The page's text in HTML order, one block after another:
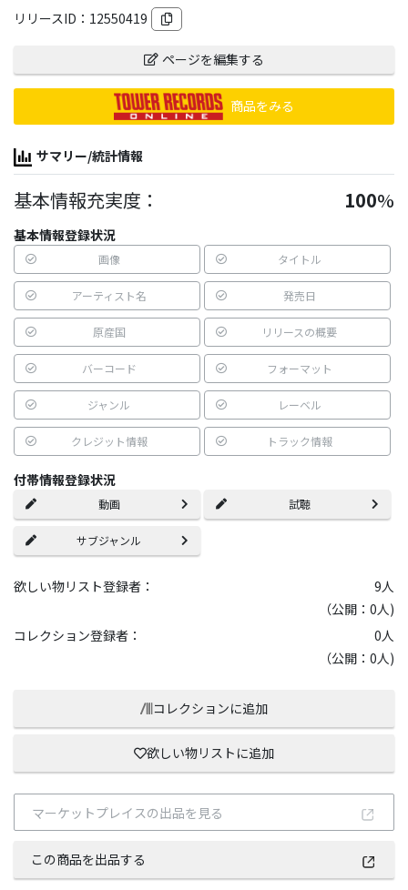
リリースID： 12550419
ページを編集する
商品をみる
サマリー/統計情報
基本情報充実度： 100%
基本情報登録状況
画像 タイトル
アーティスト名 発売日
原産国 リリースの概要
バーコード フォーマット
ジャンル レーベル
クレジット情報 トラック情報
付帯情報登録状況
動画 試聴
サブジャンル
欲しい物リスト登録者： 9人
（公開：0人)
コレクション登録者：
0人
（公開：0人)
コレクションに追加
欲しい物リストに追加
マーケットプレイスの出品を見る
この商品を出品する